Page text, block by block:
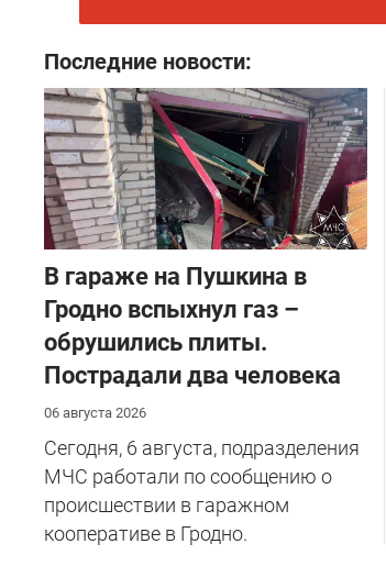
Последние новости:
В гараже на Пушкина в
Гродно вспыхнул газ –
обрушились плиты.
Пострадали два человека
06 августа 2026
Сегодня, 6 августа, подразделения
МЧС работали по сообщению о
происшествии в гаражном
кооперативе в Гродно.